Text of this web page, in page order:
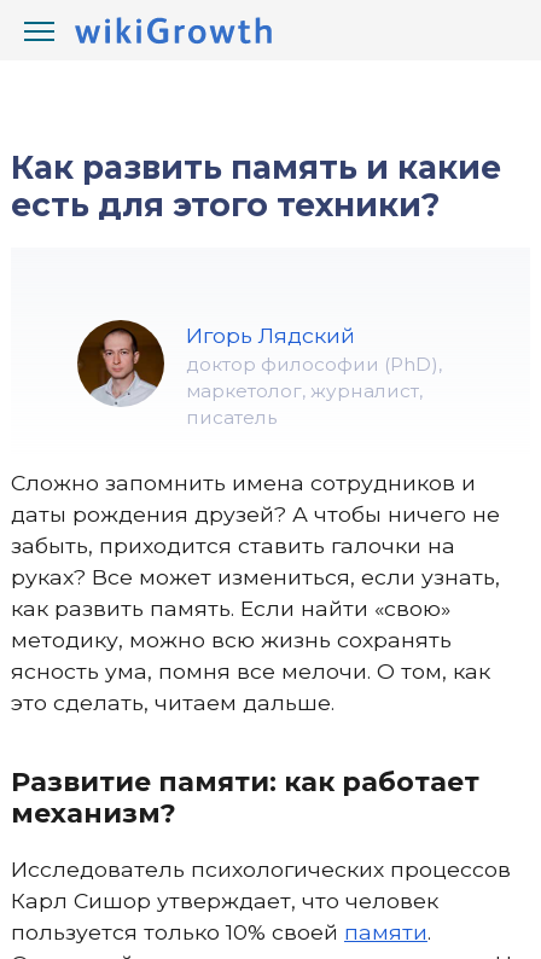
wikiGrowth.com / Развитие /
Как развить память и какие
есть для этого техники?
Игорь Лядский
доктор философии (PhD),
маркетолог, журналист,
писатель
Сложно запомнить имена сотрудников и
даты рождения друзей? А чтобы ничего не
забыть, приходится ставить галочки на
руках? Все может измениться, если узнать,
как развить память. Если найти «свою»
методику, можно всю жизнь сохранять
ясность ума, помня все мелочи. О том, как
это сделать, читаем дальше.
Развитие памяти: как работает
механизм?
Исследователь психологических процессов
Карл Сишор утверждает, что человек
пользуется только 10% своей памяти.